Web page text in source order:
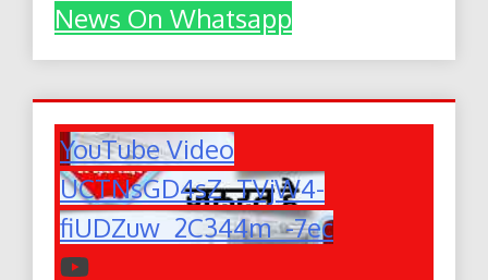
News On Whatsapp
YouTube Video
UCTNsGD4sZ_TVjW4-
fiUDZuw_2C344m_-7ec